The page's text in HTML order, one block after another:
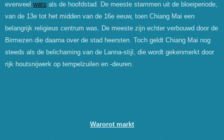
evenveel wats als de hoofdstad. De meeste stammen uit de bloeiperiode,
van de 13e tot het midden van de 16e eeuw, toen Chiang Mai een
belangrijk religieus centrum was. De meeste zijn echter verbouwd door de
Birmezen die daarna over de stad heersten. Toch geldt Chiang Mai nog
steeds als de belichaming van de Lanna-stijl, die wordt gekenmerkt door
rijk houtsnijwerk op tempelzuilen en -deuren.
Warorot markt